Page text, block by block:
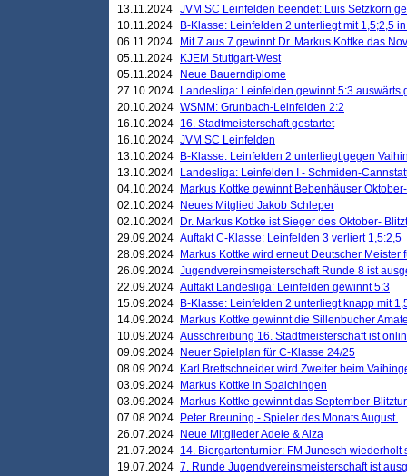
13.11.2024 JVM SC Leinfelden beendet: Luis Setzkorn
10.11.2024
B-Klasse: Leinfelden 2 unterliegt mit 1,5;2,5
06.11.2024
Mit 7 aus 7 gewinnt Dr. Markus Kottke das
05.11.2024
KJEM Stuttgart-West
05.11.2024
Neue Bauerndiplome
27.10.2024
Landesliga: Leinfelden gewinnt 5:3 auswärts
20.10.2024 WSMM: Grunbach-Leinfelden 2:2
16.10.2024 16. Stadtmeisterschaft gestartet
16.10.2024 JVM SC Leinfelden
13.10.2024
B-Klasse: Leinfelden 2 unterliegt gegen
13.10.2024
Landesliga: Leinfelden I - Schmiden-
04.10.2024
Markus Kottke gewinnt Bebenhäuser
02.10.2024
Neues Mitglied Jakob Schleper
02.10.2024
Dr. Markus Kottke ist Sieger des Oktober-
29.09.2024 Auftakt C-Klasse: Leinfelden 3 verliert 1,5:2,5
28.09.2024
Markus Kottke wird erneut Deutscher Meister
26.09.2024 Jugendvereinsmeisterschaft Runde 8 ist
22.09.2024 Auftakt Landesliga: Leinfelden gewinnt 5:3
15.09.2024
B-Klasse: Leinfelden 2 unterliegt knapp mit
14.09.2024
Markus Kottke gewinnt die Sillenbucher
10.09.2024 Ausschreibung 16. Stadtmeisterschaft ist
09.09.2024
Neuer Spielplan für C-Klasse 24/25
08.09.2024
Karl Brettschneider wird Zweiter beim
03.09.2024
Markus Kottke in Spaichingen
03.09.2024
Markus Kottke gewinnt das September-
07.08.2024
Peter Breuning - Spieler des Monats August.
26.07.2024
Neue Mitglieder Adele & Aiza
21.07.2024 14. Biergartenturnier: FM Junesch wiederholt
19.07.2024 7. Runde Jugendvereinsmeisterschaft ist